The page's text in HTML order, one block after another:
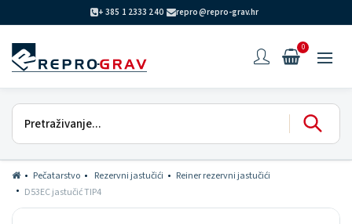
+ 385 1 2333 240 repro@repro-grav.hr
0
Pečatarstvo Rezervni jastučići
Reiner rezervni jastučići
D53EC jastučić TIP4